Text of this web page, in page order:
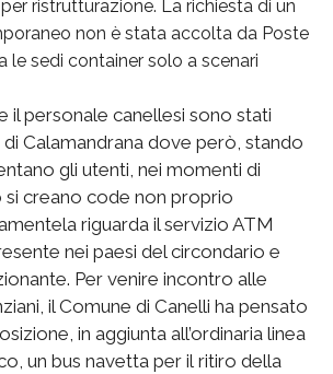
ristrutturazione. La richiesta di un
non è stata accolta da Poste
le sedi container solo a scenari
il personale canellesi sono stati
di Calamandrana dove però, stando
gli utenti, nei momenti di
creano code non proprio
riguarda il servizio ATM
nei paesi del circondario e
Per venire incontro alle
il Comune di Canelli ha pensato
in aggiunta all’ordinaria linea
un bus navetta per il ritiro della